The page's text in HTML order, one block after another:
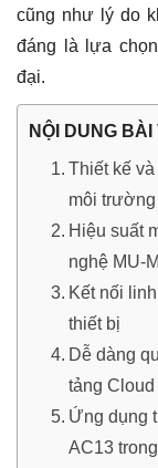
cũng như lý do
đáng là lựa
đại.
NỘI DUNG BÀI
Thiết kế
môi
Hiệu suất
nghệ MU-
Kết nối
thiết bị
Dễ dàng
tảng
Ứng dụng
AC13